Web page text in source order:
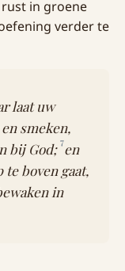
in groene
verder te
laat uw
smeken,
bij God; 7en
boven gaat,
in